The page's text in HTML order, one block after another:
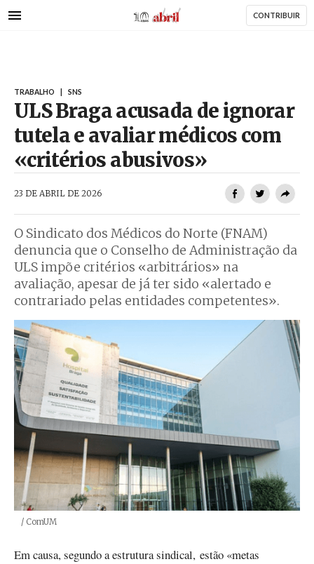
para
AbrilAbril CONTRIBUIR
TRABALHO SNS
ULS Braga acusada de ignorar
tutela e avaliar médicos com
«critérios abusivos»
23 DE ABRIL DE 2026
O Sindicato dos Médicos do Norte (FNAM)
denuncia que o Conselho de Administração da
ULS impõe critérios «arbitrários» na
avaliação, apesar de já ter sido «alertado e
contrariado pelas entidades competentes».
Créditos
/ ComUM
Em causa, segundo a estrutura sindical, estão «metas